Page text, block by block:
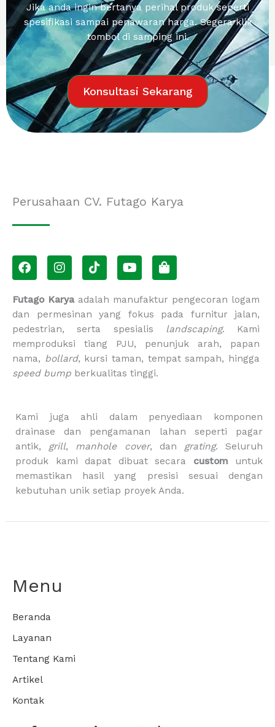
Jika anda ingin bertanya perihal produk seperti
spesifikasi sampai penawaran harga. Segera klik
tombol di samping ini.
Konsultasi Sekarang
Perusahaan CV. Futago Karya
F
a
e
b
o
o
k
I
n
t
a
g
r
a
m
T
i
t
o
k
Y
o
t
u
b
e
S
h
p
p
i
n
g
-
Futago Karyaadalah manufaktur pengecoran logam
dan permesinan yang fokus pada furnitur jalan,
pedestrian, serta spesialis landscaping. Kami
memproduksi tiang PJU, penunjuk arah, papan
nama, bollard, kursi taman, tempat sampah, hingga
speed bump berkualitas tinggi.
Kami juga ahli dalam penyediaan komponen
drainase dan pengamanan lahan seperti pagar
antik, grill, manhole cover, dan grating. Seluruh
produk kami dapat dibuat secara custom untuk
memastikan hasil yang presisi sesuai dengan
kebutuhan unik setiap proyek Anda.
Menu
Beranda
Layanan
Tentang Kami
Artikel
Kontak